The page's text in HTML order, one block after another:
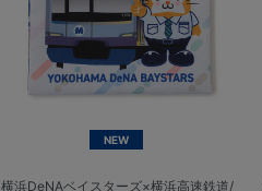
NEW
横浜DeNAベイスターズ×横浜高速鉄道/